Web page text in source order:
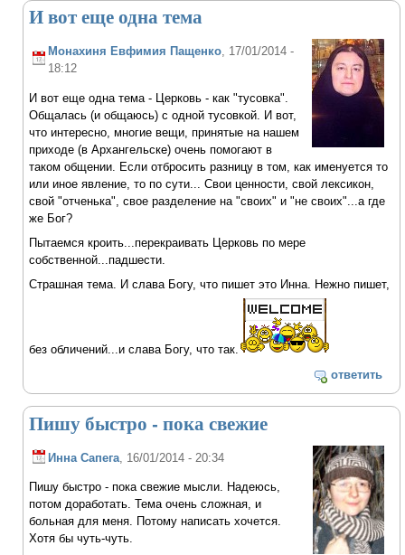
И вот еще одна тема
Монахиня Евфимия Пащенко, 17/01/2014 -
18:12
И вот еще одна тема - Церковь - как "тусовка".
Общалась (и общаюсь) с одной тусовкой. И вот,
что интересно, многие вещи, принятые на нашем
приходе (в Архангельске) очень помогают в
таком общении. Если отбросить разницу в том, как именуется то
или иное явление, то по сути... Свои ценности, свой лексикон,
свой "отченька", свое разделение на "своих" и "не своих"...а где
же Бог?
Пытаемся кроить...перекраивать Церковь по мере
собственной...падшести.
Страшная тема. И слава Богу, что пишет это Инна. Нежно пишет,
без обличений...и слава Богу, что так.
ответить
Пишу быстро - пока свежие
Инна Сапега , 16/01/2014 - 20:34
Пишу быстро - пока свежие мысли. Надеюсь,
потом доработать. Тема очень сложная, и
больная для меня. Потому написать хочется.
Хотя бы чуть-чуть.